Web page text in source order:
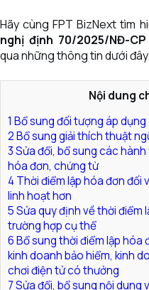
Hãy cùng FPT BizNext tìm
nghị định 70/2025/NĐ-
qua những thông tin dưới đây.
Nội dung
1 Bổ sung đối tượng áp dụng
2Bổ sung giải thích thuật
3Sửa đổi, bổ sung các
hóa đơn, chứng từ
4 Thời điểm lập hóa đơn đối
linh hoạt hơn
5Sửa quy định về thời điểm
trường hợp cụ thể
6Bổ sung thời điểm lập hóa
kinh doanh bảo hiểm, kinh
chơi điện tử có thưởng
7Sửa đổi, bổ sung nội dung